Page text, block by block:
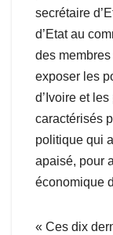
secrétaire
d’Etat au
des
exposer les
d’Ivoire et
caractérisés
politique qui
apaisé, pour
économique
« Ces dix